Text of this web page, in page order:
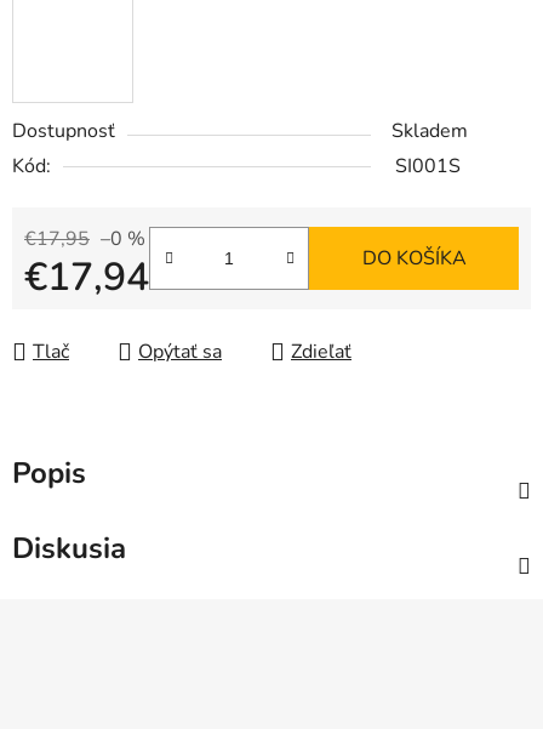
Dostupnosť
Skladem
Kód:
SI001S
€17,95 –0 %
€17,94 DO KOŠÍKA
Tlač Opýtať sa Zdieľať
Popis
Diskusia